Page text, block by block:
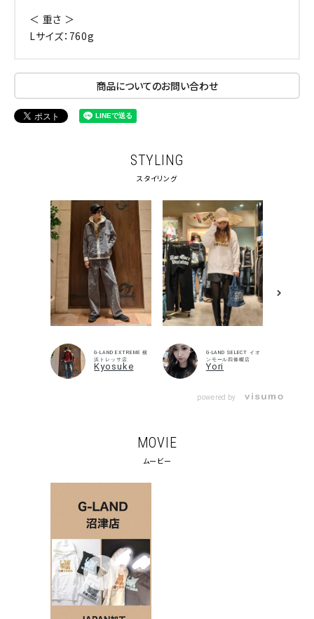
キーワードから探す
＜ 重さ ＞
Lサイズ：760g
商品についてのお問い合わせ
STYLING
スタイリング
G-LAND EXTREME 横
浜トレッサ店
Kyosuke
G-LAND SELECT イオ
ンモール四條畷店
Yori
powered by
MOVIE
ムービー